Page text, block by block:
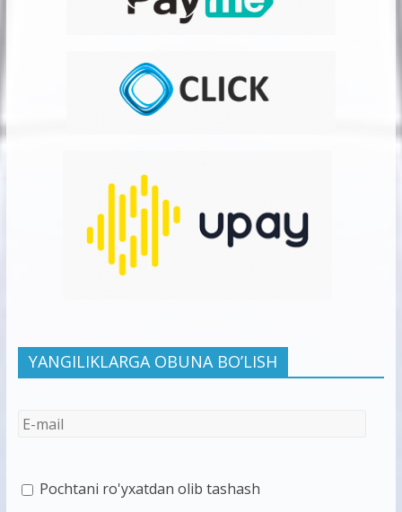
YANGILIKLARGA OBUNA BO’LISH
Pochtani ro'yxatdan olib tashash